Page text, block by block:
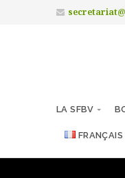
LA SFBV
FRANÇAIS